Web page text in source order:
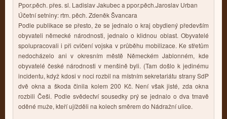
Ppor.pěch. přes. sl. Ladislav Jakubec a ppor.pěch.Jaroslav Urban
Účetní setniny: rtm. pěch. Zdeněk Švancara
Podle publikace se přesto, že se jednalo o kraj obydlený především
obyvateli německé národnosti, jednalo o klidnou oblast. Obyvatelé
spolupracovali i při cvičení vojska v průběhu mobilizace. Ke střetům
nedocházelo ani v okresním městě Německém Jablonném, kde
obyvatelé české národnosti v menšině byli. (Tam došlo k jedinému
incidentu, když kdosi v noci rozbil na místním sekretariátu strany SdP
dvě okna a škoda činila kolem 200 Kč. Není však jisté, zda okna
rozbili Češi. Podle svědectví sousedky prý se jednalo o dva tmavě
oděné muže, kteří ujížděli na kolech směrem do Nádražní ulice.